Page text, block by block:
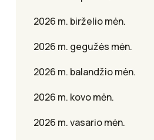
2026 m. birželio mėn.
2026 m. gegužės mėn.
2026 m. balandžio mėn.
2026 m. kovo mėn.
2026 m. vasario mėn.